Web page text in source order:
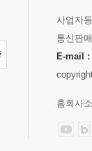
사업자
통신판
E-mail :
홈회사